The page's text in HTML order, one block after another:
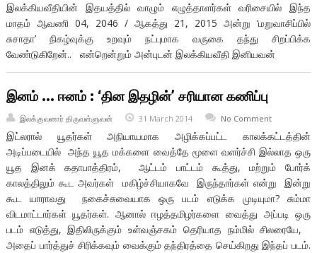
இலக்கியவீதியின் இதயத்தில் வாழும் எழுத்தாளர்கள் வரிசையில் இந்த
மாதம் ஆவணி 04, 2046 / ஆகத்து 21, 2015 அன்று ‘மறுவாசிப்பில்
சுசாதா’ நிகழ்வுக்கு உறவும் நட்புமாக வருகை தந்து சிறப்பிக்க
வேண்டுகிறேன்.. என்றென்றும் அன்புடன் இலக்கியவீதி இனியவன்
இனம் … ஈனம் : ‘தின இதழின்’ சரியான கணிப்பு
இலக்குவனார் திருவள்ளுவன் 31 March 2014 No Comment
இட்லரால் யூதர்கள் அநியாயமாக அழிக்கப்பட்ட காலக்கட்டத்தின்
அடிப்படையில் அந்த யூத மக்களை வைத்தே மூளை வளர்ச்சி இல்லாத ஒரு
யூத இனக் கதாபாத்திரம், ஆட்டம் பாட்டம் கூத்து, மற்றும் போர்க்
காலத்திலும் கூட அவர்கள் மகிழ்ச்சியாகவே இருந்தார்கள் என்று இன்று
கூட யாராவது நகைச்சுவையாக ஒரு படம் எடுக்க முடியுமா? சும்மா
விடமாட்டார்கள் யூதர்கள். ஆனால் ஈழத்தமிழர்களை வைத்து அப்படி ஒரு
படம் எடுத்து, இதிலிருக்கும் உள்வஞ்சகம் தெரியாத நம்மில் சிலரையே,
அதைப் பார்த்துச் சிரிக்கவும் வைக்கும் தந்திரத்தை செய்கிறது இந்தப் படம்.